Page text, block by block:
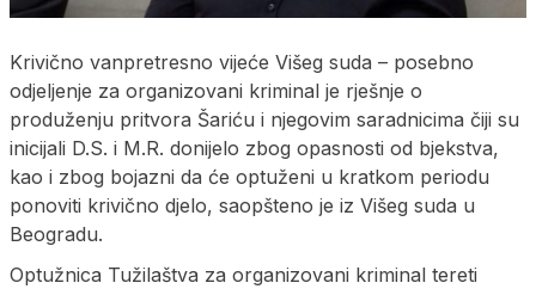
Krivično vanpretresno vijeće Višeg suda – posebno
odjeljenje za organizovani kriminal je rješnje o
produženju pritvora Šariću i njegovim saradnicima čiji su
inicijali D.S. i M.R. donijelo zbog opasnosti od bjekstva,
kao i zbog bojazni da će optuženi u kratkom periodu
ponoviti krivično djelo, saopšteno je iz Višeg suda u
Beogradu.
Optužnica Tužilaštva za organizovani kriminal tereti